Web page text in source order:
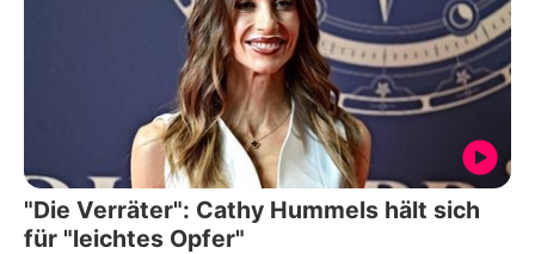
"Die Verräter": Cathy Hummels hält sich
für "leichtes Opfer"